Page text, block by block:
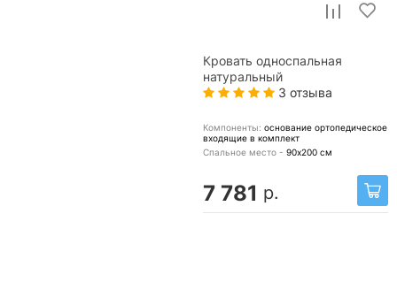
Кровать односпальная
натуральный
3 отзыва
Компоненты: основание ортопедическое
входящие в комплект
Спальное место - 90х200 см
7 781 р.